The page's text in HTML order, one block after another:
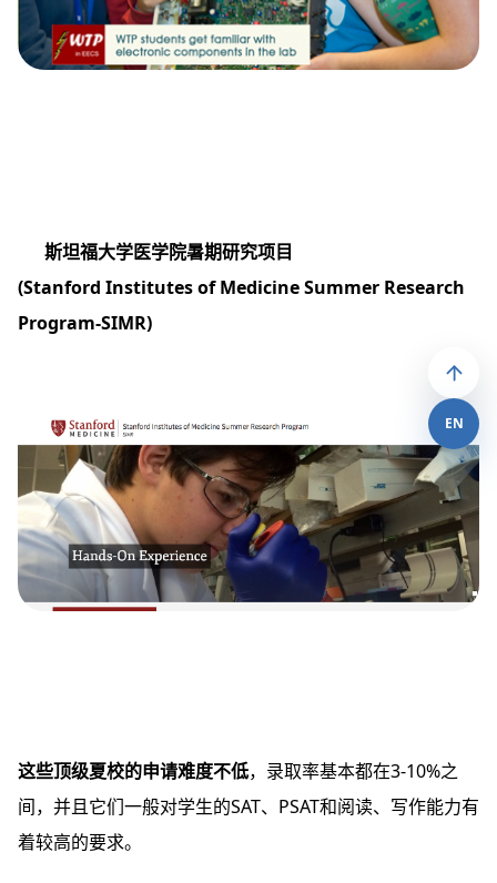
斯坦福大学医学院暑期研究项目
(Stanford Institutes of Medicine Summer Research
Program-SIMR)
这些顶级夏校的申请难度不低，录取率基本都在3-10%之
间，并且它们一般对学生的SAT、PSAT和阅读、写作能力有
着较高的要求。
EN